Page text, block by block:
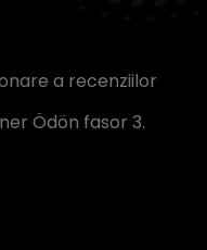
a recenziilor
Ödön fasor 3.